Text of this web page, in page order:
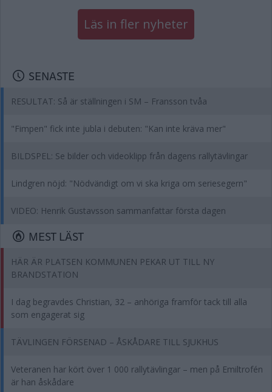
Läs in fler nyheter
SENASTE
RESULTAT: Så är ställningen i SM – Fransson tvåa
"Fimpen" fick inte jubla i debuten: "Kan inte kräva mer"
BILDSPEL: Se bilder och videoklipp från dagens rallytävlingar
Lindgren nöjd: "Nödvändigt om vi ska kriga om seriesegern"
VIDEO: Henrik Gustavsson sammanfattar första dagen
MEST LÄST
HÄR ÄR PLATSEN KOMMUNEN PEKAR UT TILL NY
BRANDSTATION
I dag begravdes Christian, 32 – anhöriga framför tack till alla
som engagerat sig
TÄVLINGEN FÖRSENAD – ÅSKÅDARE TILL SJUKHUS
Veteranen har kört över 1 000 rallytävlingar – men på Emiltrofén
är han åskådare